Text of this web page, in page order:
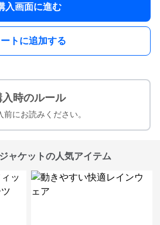
入画面に進む
トに追加する
入時のルール
前にお読みください。
ャケットの人気アイテム